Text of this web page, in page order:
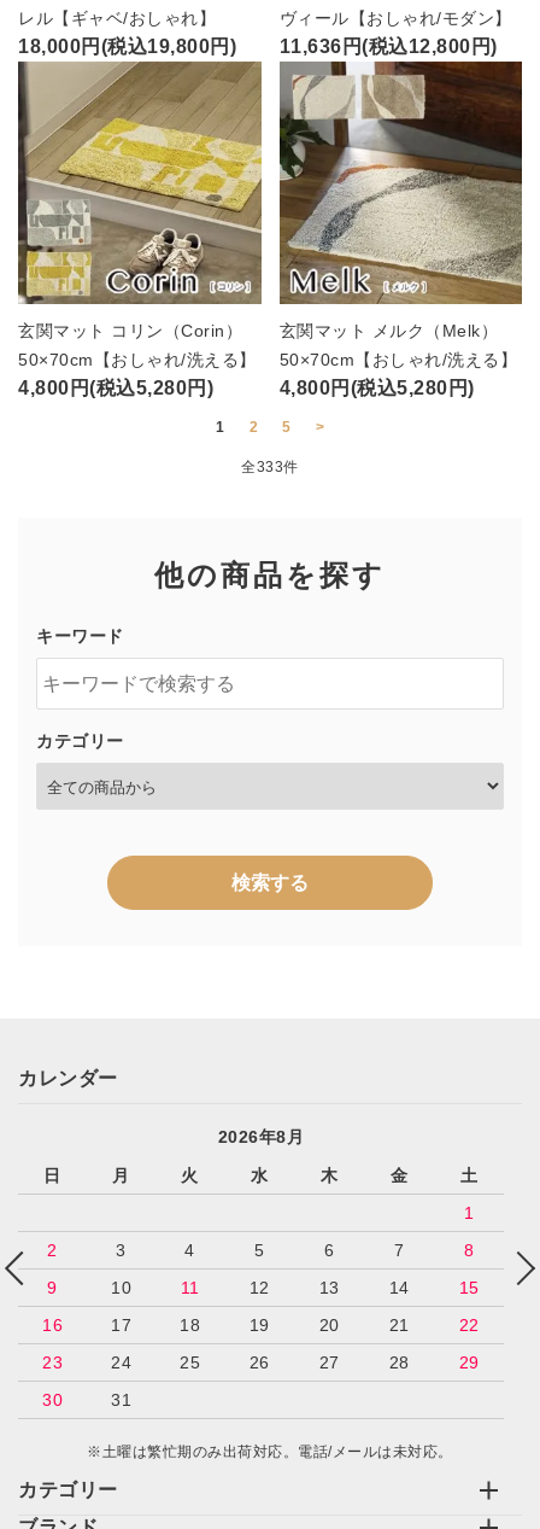
レル【ギャベ/おしゃれ】
18,000円(税込19,800円)
ヴィール【おしゃれ/モダン】
11,636円(税込12,800円)
玄関マット コリン（Corin）
50×70cm【おしゃれ/洗える】
4,800円(税込5,280円)
玄関マット メルク（Melk）
50×70cm【おしゃれ/洗える】
4,800円(税込5,280円)
1 2 5 >
全333件
他の商品を探す
キーワード
カテゴリー
検索する
キーワード
カテゴリー
検索する
カテゴリー
カレンダー
2026年8月
日
月 火 水 木 金
土
1
2
3 4 5 6 7
8
9
10 11 12 13 14
15
16
17 18 19 20 21
22
23
24 25 26 27 28
29
30
31
※土曜は繁忙期のみ出荷対応。電話/メールは未対応。